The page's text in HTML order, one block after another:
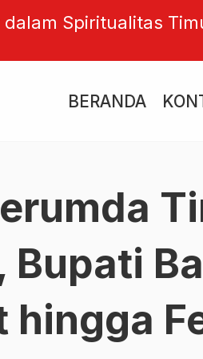
maskot Porprov Bali
BERANDA
Bupati
hingga